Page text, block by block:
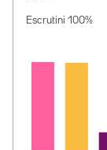
Escrutini 100%